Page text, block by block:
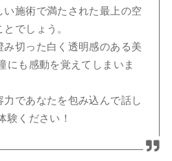
施術で満たされた最上の空
でしょう。
切った白く透明感のある美
にも感動を覚えてしまいま
であなたを包み込んで話し
験ください！